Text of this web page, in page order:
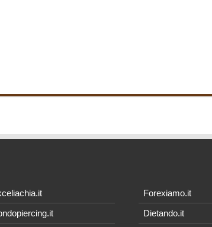
Forexiamo.it
Dietando.it